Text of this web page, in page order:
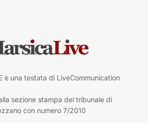
è una testata di LiveCommunication
sezione stampa del tribunale di
con numero 7/2010